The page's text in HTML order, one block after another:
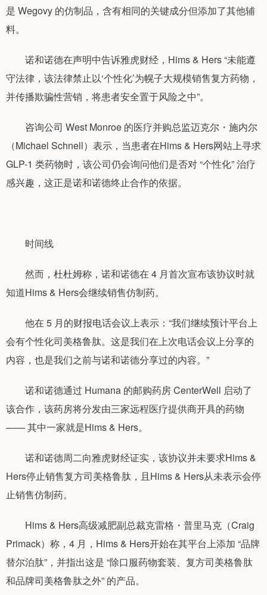
是 Wegovy 的仿制品，含有相同的关键成分但添加了其他辅
料。
诺和诺德在声明中告诉雅虎财经，Hims & Hers “未能遵
守法律，该法律禁止以‘个性化’为幌子大规模销售复方药物，
并传播欺骗性营销，将患者安全置于风险之中”。
咨询公司 West Monroe 的医疗并购总监迈克尔・施内尔
（Michael Schnell）表示，当患者在Hims & Hers网站上寻求
GLP-1 类药物时，该公司仍会询问他们是否对 “个性化” 治疗
感兴趣，这正是诺和诺德终止合作的依据。
时间线
然而，杜杜姆称，诺和诺德在 4 月首次宣布该协议时就
知道Hims & Hers会继续销售仿制药。
他在 5 月的财报电话会议上表示：“我们继续预计平台上
会有个性化司美格鲁肽。这是我们在上次电话会议上分享的
内容，也是我们之前与诺和诺德分享过的内容。”
诺和诺德通过 Humana 的邮购药房 CenterWell 启动了
该合作，该药房将分发由三家远程医疗提供商开具的药物
—— 其中一家就是Hims & Hers。
诺和诺德周二向雅虎财经证实，该协议并未要求Hims &
Hers停止销售复方司美格鲁肽，且Hims & Hers从未表示会停
止销售仿制药。
Hims & Hers高级减肥副总裁克雷格・普里马克（Craig
Primack）称，4 月，Hims & Hers开始在其平台上添加 “品牌
替尔泊肽”，并指出这是 “除口服药物套装、复方司美格鲁肽
和品牌司美格鲁肽之外” 的产品。